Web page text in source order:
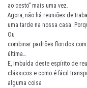
ao cesto” mais uma vez.
Agora, não há reuniões de
uma tarde na nossa casa.
Ou
combinar padrões floridos
última…
E, imbuída deste espírito de
clássicos e como é fácil
alguma coisa